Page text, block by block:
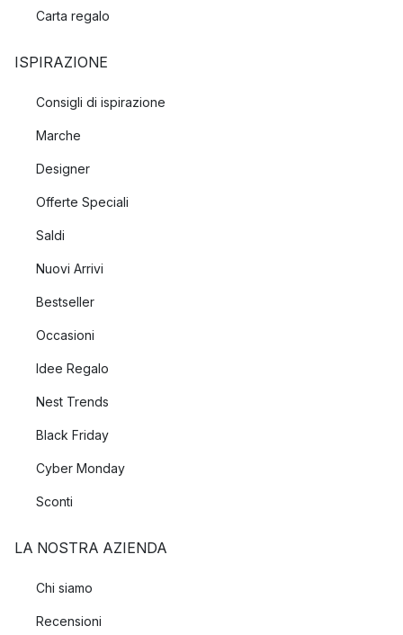
Carta regalo
ISPIRAZIONE
Consigli di ispirazione
Marche
Designer
Offerte Speciali
Saldi
Nuovi Arrivi
Bestseller
Occasioni
Idee Regalo
Nest Trends
Black Friday
Cyber Monday
Sconti
LA NOSTRA AZIENDA
Chi siamo
Recensioni